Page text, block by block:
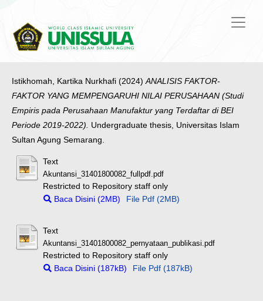
Istikhomah, Kartika Nurkhafi (2024)ANALISIS FAKTOR-
FAKTOR YANG MEMPENGARUHI NILAI PERUSAHAAN (Studi
Empiris pada Perusahaan Manufaktur yang Terdaftar di BEI
Periode 2019-2022). Undergraduate thesis, Universitas Islam
Sultan Agung Semarang.
Text
Akuntansi_31401800082_fullpdf.pdf
Restricted to Repository staff only
Baca Disini (2MB)
File Pdf (2MB)
Text
Akuntansi_31401800082_pernyataan_publikasi.pdf
Restricted to Repository staff only
Baca Disini (187kB)
File Pdf (187kB)